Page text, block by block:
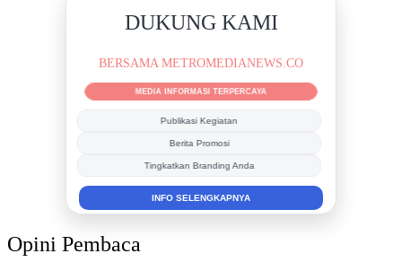
DUKUNG KAMI
BERSAMA METROMEDIANEWS.CO
MEDIA INFORMASI TERPERCAYA
Publikasi Kegiatan
Berita Promosi
Tingkatkan Branding Anda
INFO SELENGKAPNYA
Opini Pembaca